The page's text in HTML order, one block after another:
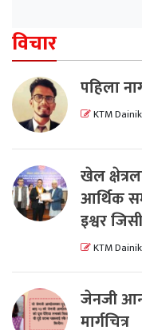
विचार
पहिला
KTM Dainik
खेल
आर्थिक
इश्वर जिसी
KTM Dainik
जेनजी
मार्गचित्र